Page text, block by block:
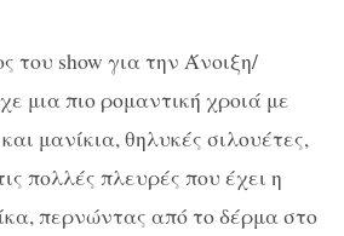
του show για την Άνοιξη/
μια πιο ρομαντική χροιά με
μανίκια, θηλυκές σιλουέτες,
πολλές πλευρές που έχει η
περνώντας από το δέρμα στο